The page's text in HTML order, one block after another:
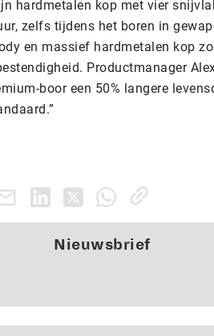
hardmetalen kop met vier
zelfs tijdens het boren in
en massief hardmetalen kop
Productmanager
boor een 50% langere
Nieuwsbrief